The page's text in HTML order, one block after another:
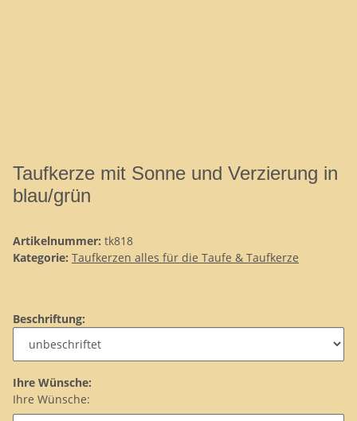
Taufkerze mit Sonne und Verzierung in
blau/grün
Artikelnummer: tk818
Kategorie: Taufkerzen alles für die Taufe & Taufkerze
Beschriftung:
Ihre Wünsche:
Ihre Wünsche: